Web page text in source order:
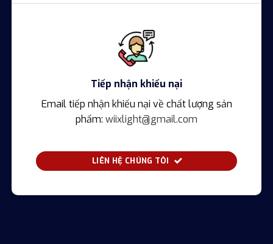
Tiếp nhận khiếu nại
Email tiếp nhận khiếu nại về chất lượng sản
phẩm: wiixlight@gmail.com
LIÊN HỆ CHÚNG TÔI